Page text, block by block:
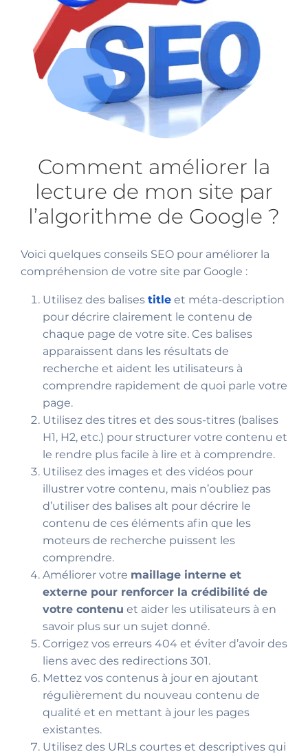
Comment améliorer la
lecture de mon site par
l’algorithme de Google ?
Voici quelques conseils SEO pour améliorer la
compréhension de votre site par Google :
Utilisez des balises title et méta-description
pour décrire clairement le contenu de
chaque page de votre site. Ces balises
apparaissent dans les résultats de
recherche et aident les utilisateurs à
comprendre rapidement de quoi parle votre
page.
Utilisez des titres et des sous-titres (balises
H1, H2, etc.) pour structurer votre contenu et
le rendre plus facile à lire et à comprendre.
Utilisez des images et des vidéos pour
illustrer votre contenu, mais n’oubliez pas
d’utiliser des balises alt pour décrire le
contenu de ces éléments afin que les
moteurs de recherche puissent les
comprendre.
Améliorer votre maillage interne et
externe pour renforcer la crédibilité de
votre contenu et aider les utilisateurs à en
savoir plus sur un sujet donné.
Corrigez vos erreurs 404 et éviter d’avoir des
liens avec des redirections 301.
Mettez vos contenus à jour en ajoutant
régulièrement du nouveau contenu de
qualité et en mettant à jour les pages
existantes.
Utilisez des URLs courtes et descriptives qui